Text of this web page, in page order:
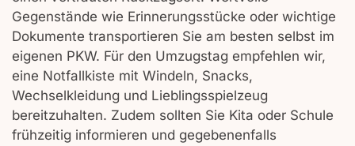
Gegenstände wie Erinnerungsstücke oder wichtige
Dokumente transportieren Sie am besten selbst im
eigenen PKW. Für den Umzugstag empfehlen wir,
eine Notfallkiste mit Windeln, Snacks,
Wechselkleidung und Lieblingsspielzeug
bereitzuhalten. Zudem sollten Sie Kita oder Schule
frühzeitig informieren und gegebenenfalls